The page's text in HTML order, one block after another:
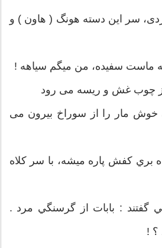
سر این دسته هونگ ( هاون ) و
خوش مار را از سوراخ بیرون می
بري كفش پاره ميشه، با سر كلاه
گفتند : بابات از گرسنگي مرد .
؟ !